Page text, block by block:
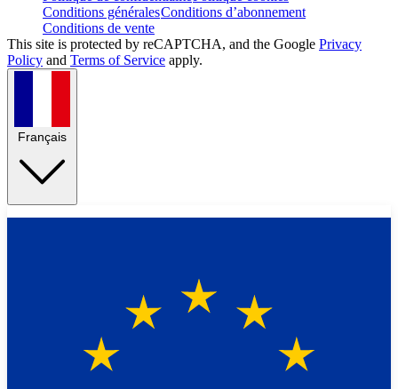
Conditions généralesConditions d’abonnement
Conditions de vente
This site is protected by reCAPTCHA, and the Google Privacy
Policy and Terms of Service apply.
Français